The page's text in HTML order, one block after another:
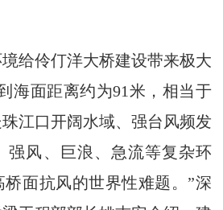
伶仃洋大桥建设带来极大
海面距离约为91米，相当于
江口开阔水域、强台风频发
强风、巨浪、急流等复杂环
面抗风的世界性难题。”深